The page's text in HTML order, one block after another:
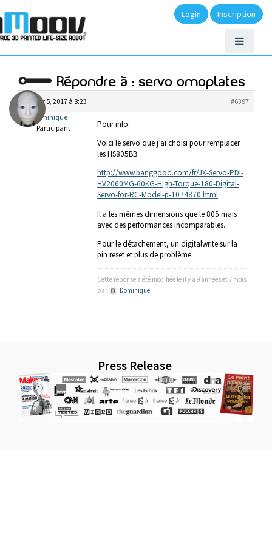
Login Inscription
Répondre à : servo omoplates
janvier 5, 2017 à 8:23
#6397
Dominique
Participant
Pour info:
Voici le servo que j’ai choisi pour remplacer
les HS805BB.
http://www.banggood.com/fr/JX-Servo-PDI-
HV2060MG-60KG-High-Torque-180-Digital-
Servo-for-RC-Model-p-1074870.html
Il a les mêmes dimensions que le 805 mais
avec des performances incomparables.
Pour le détachement, un digitalwrite sur la
pin reset et plus de problème.
Cette réponse a été modifiée le il y a 9 années et 7 mois
par
Dominique.
Press Release